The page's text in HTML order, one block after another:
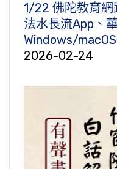
1/22 佛陀教育網
法水長流App、
Windows/macOS
2026-02-24